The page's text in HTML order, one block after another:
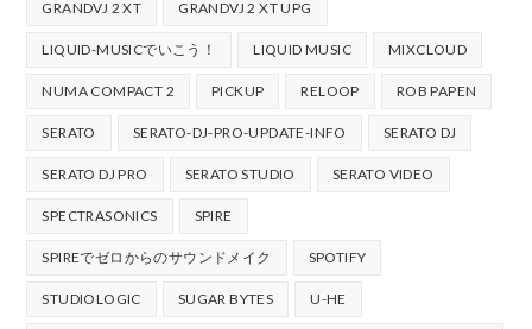
GRANDVJ 2 XT GRANDVJ 2 XT UPG
LIQUID-MUSICでいこう！ LIQUID MUSIC MIXCLOUD
NUMA COMPACT 2 PICKUP RELOOP ROB PAPEN
SERATO SERATO-DJ-PRO-UPDATE-INFO SERATO DJ
SERATO DJ PRO SERATO STUDIO SERATO VIDEO
SPECTRASONICS SPIRE
SPIREでゼロからのサウンドメイク SPOTIFY
STUDIOLOGIC SUGAR BYTES U-HE